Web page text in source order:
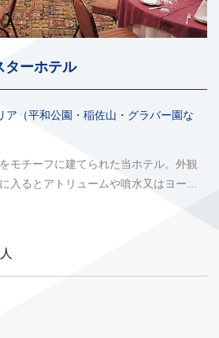
ターホテル
ア（平和公園・稲佐山・グラバー園な
モチーフに建てられた当ホテル。外観
入るとアトリュームや噴水又はヨーロ